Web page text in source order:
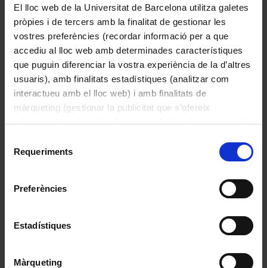
El lloc web de la Universitat de Barcelona utilitza galetes
pròpies i de tercers amb la finalitat de gestionar les
vostres preferències (recordar informació per a que
accediu al lloc web amb determinades característiques
que puguin diferenciar la vostra experiència de la d’altres
usuaris), amb finalitats estadístiques (analitzar com
interactueu amb el lloc web) i amb finalitats de
màrqueting (gestionar la publicitat que s’ofereix
adequant-la en funció dels vostres hàbits de navegació).
consultar laPolítica de galetes del lloc web de la
Requeriments
Preferències
Estadístiques
Màrqueting
Capsa d’etiquetes “1”